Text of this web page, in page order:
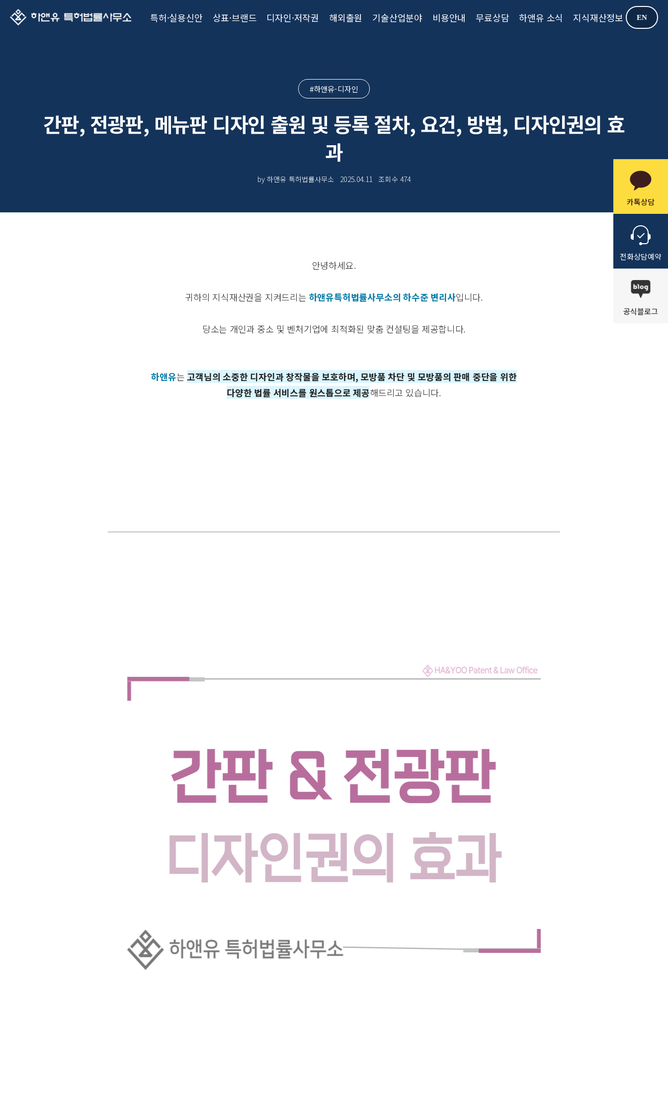
특허·실용신안 상표·브랜드 디자인·저작권 해외출원 기술산업분야 비용안내 무료상담 하앤유 소식 지식재산정보 EN
카톡상담
전화상담예약
공식블로그
#하앤유-디자인
간판, 전광판, 메뉴판 디자인 출원 및 등록 절차, 요건, 방법, 디자인권의 효
과
by 하앤유 특허법률사무소 2025.04.11 조회수 474
안녕하세요.
귀하의 지식재산권을 지켜드리는 하앤유특허법률사무소의 하수준 변리사입니다.
당소는 개인과 중소 및 벤처기업에 최적화된 맞춤 컨설팅을 제공합니다.
하앤유는고객님의 소중한 디자인과 창작물을 보호하며, 모방품 차단 및 모방품의 판매 중단을 위한
다양한 법률 서비스를 원스톱으로 제공해드리고 있습니다.